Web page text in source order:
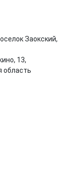
Заокский,
13,
область